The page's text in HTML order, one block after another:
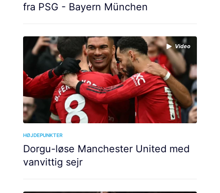
fra PSG - Bayern München
Video
HØJDEPUNKTER
Dorgu-løse Manchester United med
vanvittig sejr